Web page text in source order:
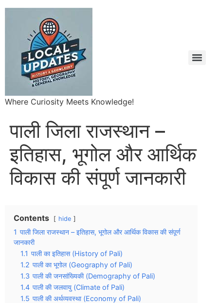
Where Curiosity Meets Knowledge!
पाली जिला राजस्थान –
इतिहास, भूगोल और आर्थिक
विकास की संपूर्ण जानकारी
Contents hide
1 पाली जिला राजस्थान – इतिहास, भूगोल और आर्थिक विकास की संपूर्ण
जानकारी
1.1 पाली का इतिहास (History of Pali)
1.2 पाली का भूगोल (Geography of Pali)
1.3 पाली की जनसांख्यिकी (Demography of Pali)
1.4 पाली की जलवायु (Climate of Pali)
1.5 पाली की अर्थव्यवस्था (Economy of Pali)